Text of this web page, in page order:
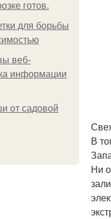
готов.
для борьбы
веб-
информации
от садовой
В
Ни